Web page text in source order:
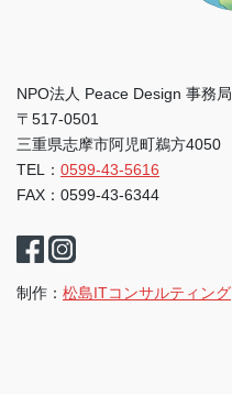
NPO法人 Peace Design 事務局
〒517-0501
三重県志摩市阿児町鵜方4050
TEL： 0599-43-5616
FAX：0599-43-6344
制作： 松島ITコンサルティング